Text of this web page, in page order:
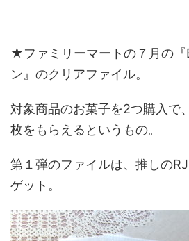
★ファミリーマートの７月の『
ン』のクリアファイル。
対象商品のお菓子を2つ購入で
枚をもらえるというもの。
第１弾のファイルは、推しの
ゲット。